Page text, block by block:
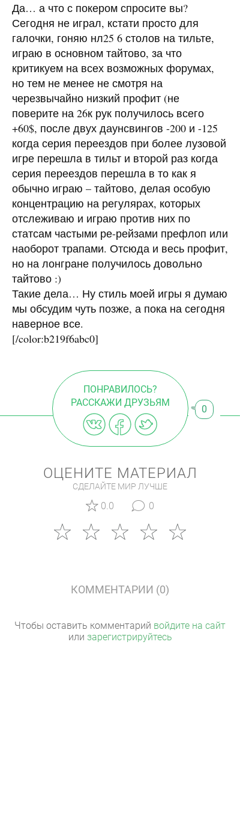
Да… а что с покером спросите вы?
Сегодня не играл, кстати просто для
галочки, гоняю нл25 6 столов на тильте,
играю в основном тайтово, за что
критикуем на всех возможных форумах,
но тем не менее не смотря на
черезвычайно низкий профит (не
поверите на 26к рук получилось всего
+60$, после двух даунсвингов -200 и -125
когда серия переездов при более лузовой
игре перешла в тильт и второй раз когда
серия переездов перешла в то как я
обычно играю – тайтово, делая особую
концентрацию на регулярах, которых
отслеживаю и играю против них по
статсам частыми ре-рейзами префлоп или
наоборот трапами. Отсюда и весь профит,
но на лонгране получилось довольно
тайтово :)
Такие дела… Ну стиль моей игры я думаю
мы обсудим чуть позже, а пока на сегодня
наверное все.
[/color:b219f6abc0]
ПОНРАВИЛОСЬ?
РАССКАЖИ ДРУЗЬЯМ
0
ОЦЕНИТЕ МАТЕРИАЛ
СДЕЛАЙТЕ МИР ЛУЧШЕ
0.0 0
КОММЕНТАРИИ (0)
Чтобы оставить комментарий войдите на сайт
или зарегистрируйтесь